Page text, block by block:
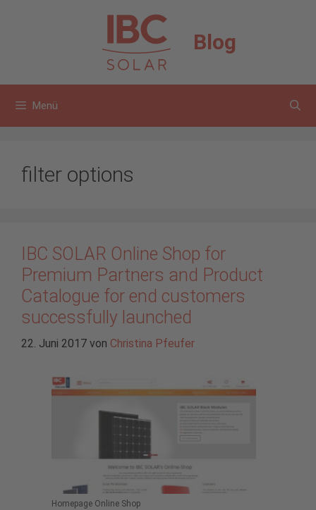
Blog
Menü
filter options
IBC SOLAR Online Shop for
Premium Partners and Product
Catalogue for end customers
successfully launched
22. Juni 2017 von Christina Pfeufer
Homepage Online Shop